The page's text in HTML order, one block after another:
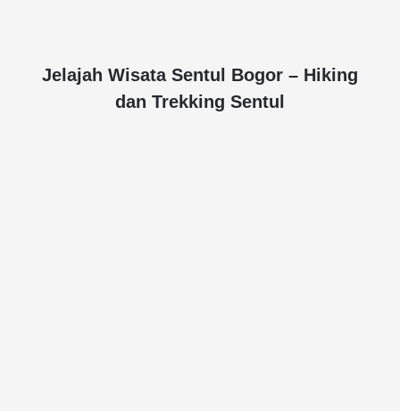
Jelajah Wisata Sentul Bogor – Hiking
dan Trekking Sentul